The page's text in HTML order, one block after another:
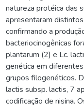
natureza protéica das
apresentaram
confirmando a
bacteriocinogênicas
plantarum (2) e Lc.
genética em
grupos filogenéticos.
lactis subsp. lactis, 7
codificação de nisina.